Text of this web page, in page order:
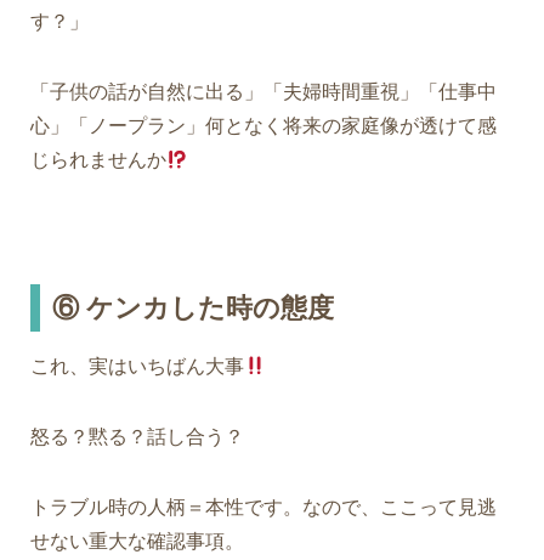
す？」
「子供の話が自然に出る」「夫婦時間重視」「仕事中
心」「ノープラン」何となく将来の家庭像が透けて感
じられませんか
⑥ケンカした時の態度
これ、実はいちばん大事
怒る？黙る？話し合う？
トラブル時の人柄＝本性です。なので、ここって見逃
せない重大な確認事項。